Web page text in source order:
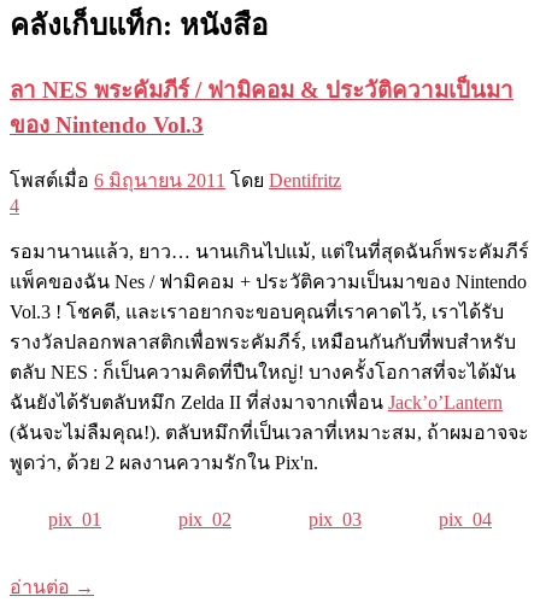
คลังเก็บแท็ก: หนังสือ
ลา NES พระคัมภีร์ / ฟามิคอม & ประวัติความเป็นมา
ของ Nintendo Vol.3
โพสต์เมื่อ 6 มิถุนายน 2011 โดย Dentifritz
4
รอมานานแล้ว, ยาว… นานเกินไปแม้, แต่ในที่สุดฉันก็พระคัมภีร์
แพ็คของฉัน Nes / ฟามิคอม + ประวัติความเป็นมาของ Nintendo
Vol.3 ! โชคดี, และเราอยากจะขอบคุณที่เราคาดไว้, เราได้รับ
รางวัลปลอกพลาสติกเพื่อพระคัมภีร์, เหมือนกันกับที่พบสำหรับ
ตลับ NES : ก็เป็นความคิดที่ปืนใหญ่! บางครั้งโอกาสที่จะได้มัน
ฉันยังได้รับตลับหมึก Zelda II ที่ส่งมาจากเพื่อน Jack’o’Lantern
(ฉันจะไม่ลืมคุณ!). ตลับหมึกที่เป็นเวลาที่เหมาะสม, ถ้าผมอาจจะ
พูดว่า, ด้วย 2 ผลงานความรักใน Pix'n.
pix_01 pix_02 pix_03 pix_04
อ่านต่อ →